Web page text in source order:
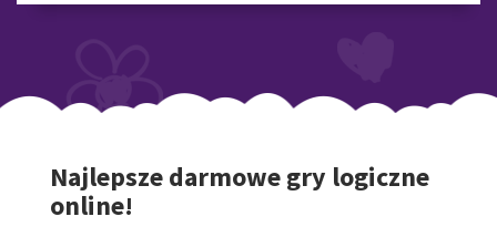
Najlepsze darmowe gry logiczne
online!